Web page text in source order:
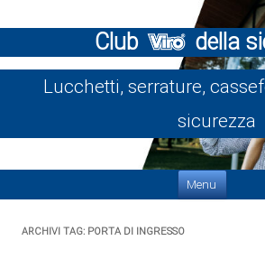
Club della
Lucchetti, serrature,
sicurezza
Menu
ARCHIVI TAG: PORTA DI INGRESSO